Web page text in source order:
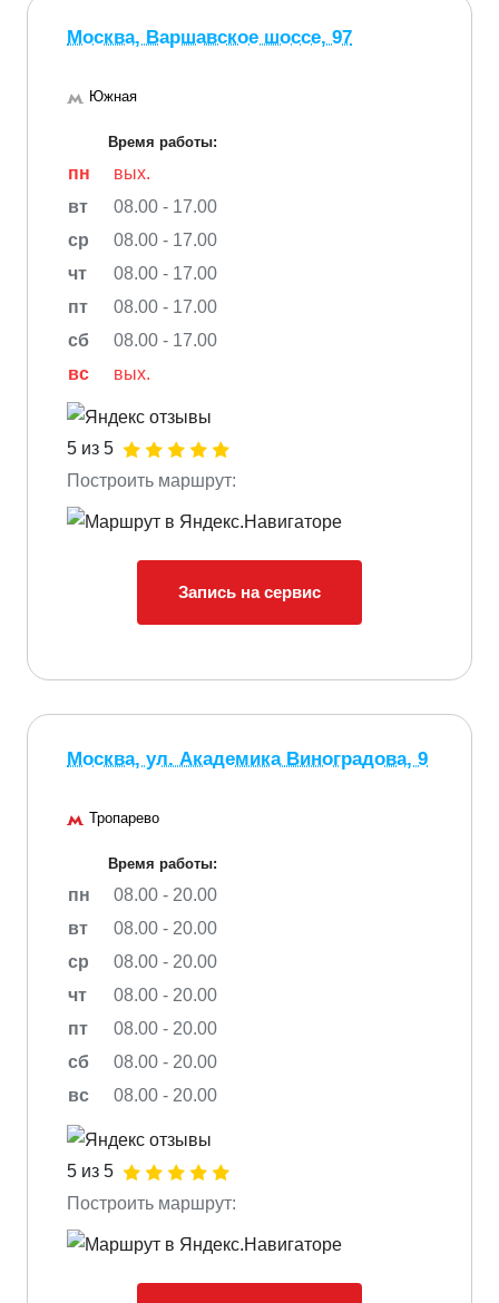
Москва, Варшавское шоссе, 97
Южная
Время работы:
пн
вых.
вт
08.00 - 17.00
ср
08.00 - 17.00
чт
08.00 - 17.00
пт
08.00 - 17.00
сб
08.00 - 17.00
вс
вых.
5 из 5
Построить маршрут:
Запись на сервис
Москва, ул. Академика Виноградова, 9
Тропарево
Время работы:
пн
08.00 - 20.00
вт
08.00 - 20.00
ср
08.00 - 20.00
чт
08.00 - 20.00
пт
08.00 - 20.00
сб
08.00 - 20.00
вс
08.00 - 20.00
5 из 5
Построить маршрут: